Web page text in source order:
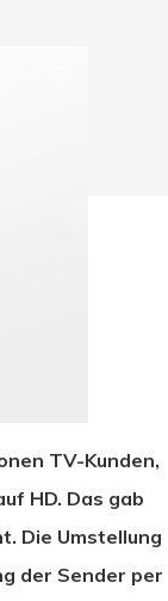
TV-Kunden,
HD. Das gab
Die Umstellung
der Sender per